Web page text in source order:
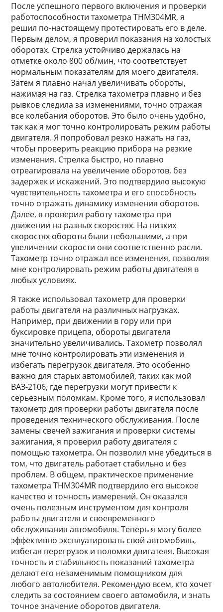
После успешного первого включения и проверки
работоспособности тахометра THM304MR, я
решил по-настоящему протестировать его в деле.
Первым делом, я проверил показания на холостых
оборотах. Стрелка устойчиво держалась на
отметке около 800 об/мин, что соответствует
нормальным показателям для моего двигателя.
Затем я плавно начал увеличивать обороты,
нажимая на газ. Стрелка тахометра плавно и без
рывков следила за изменениями, точно отражая
все колебания оборотов. Это было очень удобно,
так как я мог точно контролировать режим работы
двигателя. Я попробовал резко нажать на газ,
чтобы проверить реакцию прибора на резкие
изменения. Стрелка быстро, но плавно
отреагировала на увеличение оборотов, без
задержек и искажений. Это подтвердило высокую
чувствительность тахометра и его способность
точно отражать динамику изменения оборотов.
Далее, я проверил работу тахометра при
движении на разных скоростях. На низких
скоростях обороты были небольшими, а при
увеличении скорости они соответственно расли.
Тахометр точно отражал все изменения, позволяя
мне контролировать режим работы двигателя в
любых условиях.
Я также использовал тахометр для проверки
работы двигателя на различных нагрузках.
Например, при движении в гору или при
буксировке прицепа, обороты двигателя
значительно увеличивались. Тахометр позволял
мне точно контролировать эти изменения и
избегать перегрузок двигателя. Это особенно
важно для старых автомобилей, таких как мой
ВАЗ-2106, где перегрузки могут привести к
серьезным поломкам. Кроме того, я использовал
тахометр для проверки работы двигателя после
проведения технического обслуживания. После
замены свечей зажигания и проверки системы
зажигания, я проверил работу двигателя с
помощью тахометра. Он позволил мне убедиться в
том, что двигатель работает стабильно и без
проблем. В общем, практическое применение
тахометра THM304MR подтвердило его высокое
качество и точность измерений. Он оказался
очень полезным инструментом для контроля
работы двигателя и своевременного
обслуживания автомобиля. Теперь я могу более
эффективно эксплуатировать свой автомобиль,
избегая перегрузок и поломки двигателя. Высокая
точность и стабильность показаний тахометра
делают его незаменимым помощником для
любого автолюбителя. Рекомендую всем, кто хочет
следить за состоянием своего автомобиля, и знать
точное значение оборотов двигателя.